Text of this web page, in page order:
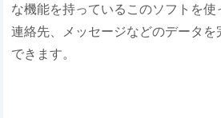
な機能を持っているこのソフトを使
連絡先、メッセージなどのデータ
できます。